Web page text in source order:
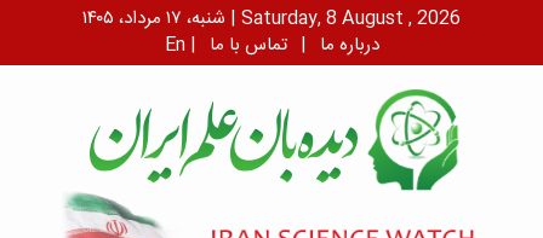
شنبه، ۱۷ مرداد، ۱۴۰۵ | Saturday, 8 August , 2026
En | درباره ما | تماس با ما